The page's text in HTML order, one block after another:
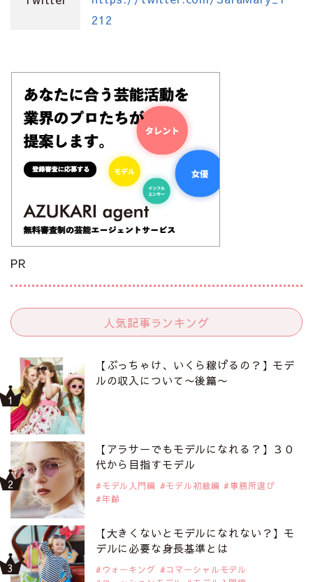
212
PR
人気記事ランキング
【ぶっちゃけ、いくら稼げるの？】モデ
ルの収入について〜後篇〜
【アラサーでもモデルになれる？】３０
代から目指すモデル
モデル入門編 モデル初級編
事務所選び
年齢
【大きくないとモデルになれない？】モ
デルに必要な身長基準とは
ウォーキング
コマーシャルモデル